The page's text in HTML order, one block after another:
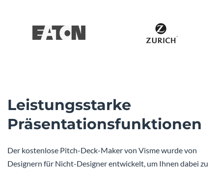
Leistungsstarke
Präsentationsfunktionen
Der kostenlose Pitch-Deck-Maker von Visme wurde von
Designern für Nicht-Designer entwickelt, um Ihnen dabei zu